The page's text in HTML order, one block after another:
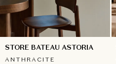
STORE BATEAU ASTORIA
ANTHRACITE